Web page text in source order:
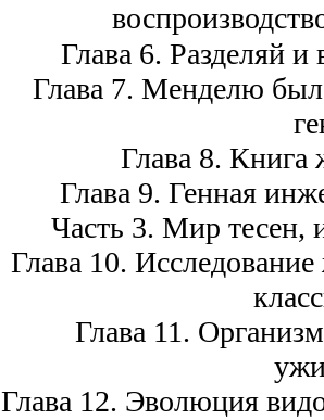
Глава 6. Разделяй и
Глава 7. Менделю
Глава 8.
Глава 9. Генная
Часть 3. Мир тесен,
Глава 10.
Глава 11.
Глава 12. Эволюция